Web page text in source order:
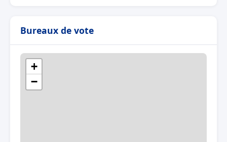
Bureaux de vote
+
−